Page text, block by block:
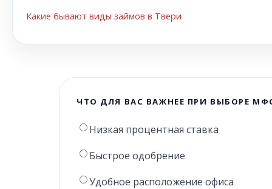
Какие бывают виды займов в Твери
ЧТО ДЛЯ ВАС ВАЖНЕЕ ПРИ ВЫБОРЕ
Низкая процентная ставка
Быстрое одобрение
Удобное расположение офиса